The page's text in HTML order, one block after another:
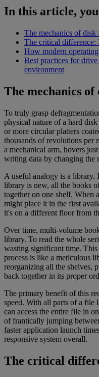
In this article,
The mechanics of disk
The critical difference:
How modern
Best practices for
environment
The mechanics
To truly grasp
physical nature of a hard
or more circular platters
thousands of revolutions per
a mechanical arm, hovers
writing data by changing the
A useful analogy is a library.
library is new, all the books
together on one shelf. When
might place it in the first
it's on a different floor from
Over time, multi-volume
library. To read the whole
wasting significant time.
process is like a meticulous
reorganizing all the shelves,
back together in its proper
The primary benefit of this
speed. With all parts of a file
can access the entire file in
of frantically jumping
faster application launch
responsive system overall.
The critical